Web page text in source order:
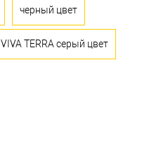
черный цвет
VIVA TERRA серый цвет